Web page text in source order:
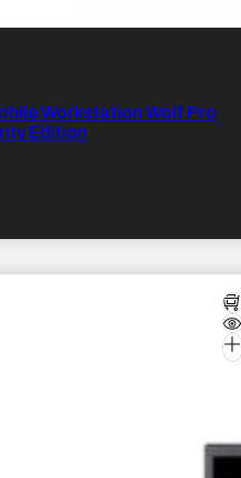
Workstation Wolf Pro
Edition